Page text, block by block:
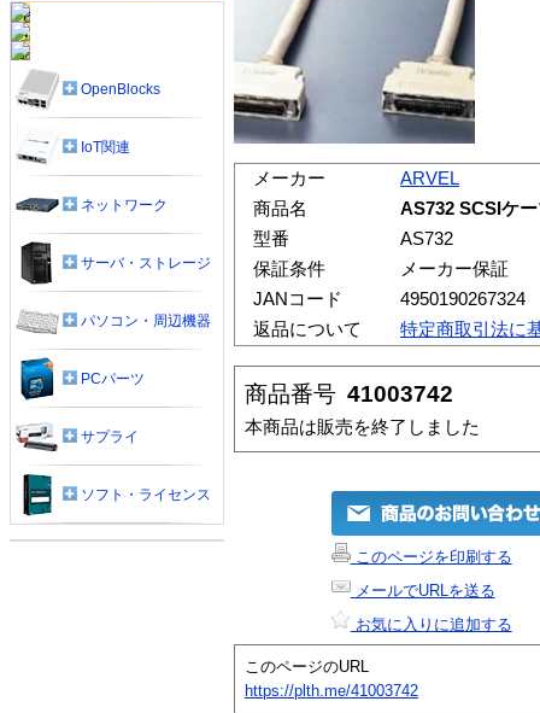
メーカー
ARVEL
商品名
AS732 SCSIケ
型番
AS732
保証条件
メーカー保証
JANコード
4950190267324
返品について
特定商取引法に
商品番号 41003742
本商品は販売を終了しました
このページを印刷する
メールでURLを送る
お気に入りに追加する
このページのURL
https://plth.me/41003742
OpenBlocks
IoT関連
ネットワーク
サーバ・ストレージ
パソコン・周辺機器
PCパーツ
サプライ
ソフト・ライセンス